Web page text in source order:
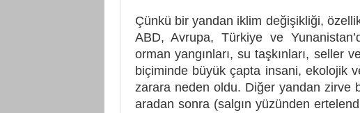
Çünkü bir yandan iklim değişikliği,
ABD, Avrupa, Türkiye ve
orman yangınları, su taşkınları, seller
biçiminde büyük çapta insani, ekolojik
zarara neden oldu. Diğer yandan zirve
aradan sonra (salgın yüzünden